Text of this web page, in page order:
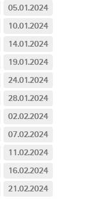
05.01.2024
10.01.2024
14.01.2024
19.01.2024
24.01.2024
28.01.2024
02.02.2024
07.02.2024
11.02.2024
16.02.2024
21.02.2024